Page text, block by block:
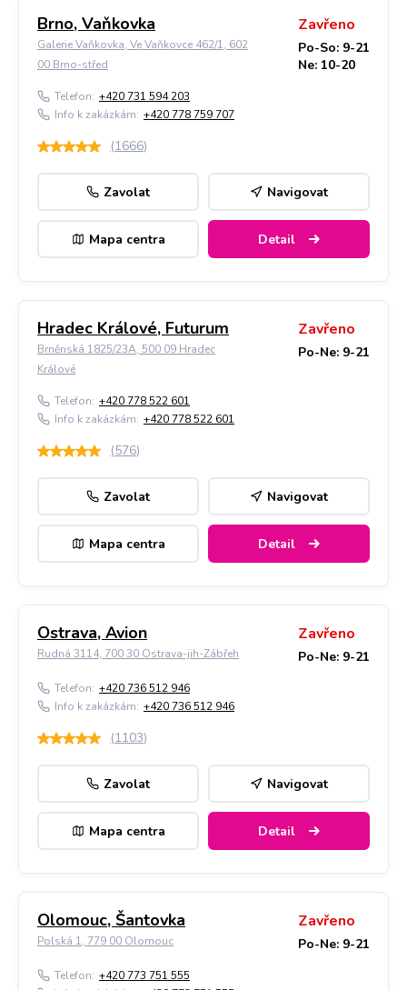
Brno, Vaňkovka
Galerie Vaňkovka, Ve Vaňkovce 462/1, 602
00 Brno-střed
Zavřeno
Po-So: 9-21
Ne: 10-20
Telefon: +420 731 594 203
Info k zakázkám: +420 778 759 707
(1666)
Zavolat Navigovat
Mapa centra Detail
Hradec Králové, Futurum
Brněnská 1825/23A, 500 09 Hradec
Králové
Zavřeno
Po-Ne: 9-21
Telefon: +420 778 522 601
Info k zakázkám: +420 778 522 601
(576)
Zavolat Navigovat
Mapa centra Detail
Ostrava, Avion
Rudná 3114, 700 30 Ostrava-jih-Zábřeh
Zavřeno
Po-Ne: 9-21
Telefon: +420 736 512 946
Info k zakázkám: +420 736 512 946
(1103)
Zavolat Navigovat
Mapa centra Detail
Olomouc, Šantovka
Polská 1, 779 00 Olomouc
Zavřeno
Po-Ne: 9-21
Telefon: +420 773 751 555